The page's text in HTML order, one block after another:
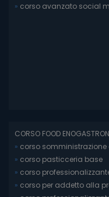
» corso avanzato social
CORSO FOOD
» corso somministrazione
» corso pasticceria base
» corso
» corso per addetto alla